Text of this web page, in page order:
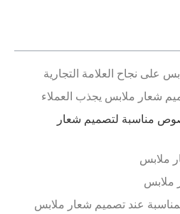
على نجاح العلامة التجارية
شعار ملابس يجذب العملاء
مناسبة لتصميم شعار
ملابس
ملابس
المناسبة عند تصميم شعار ملابس